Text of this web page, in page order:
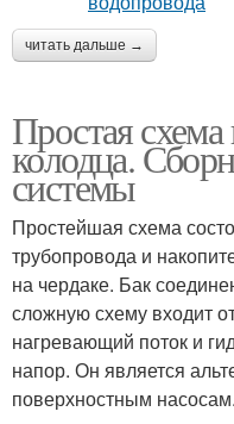
читать дальше →
Простая
колодца.
системы
Простейшая схема
трубопровода и
на чердаке. Бак
сложную схему входит
нагревающий поток и
напор. Он является
поверхностным насосам.